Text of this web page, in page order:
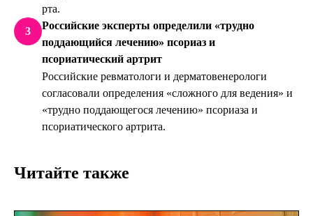
рта.
3
Российские эксперты определили «трудно
поддающийся лечению» псориаз и
псориатический артрит
Российские ревматологи и дерматовенерологи
согласовали определения «сложного для ведения» и
«трудно поддающегося лечению» псориаза и
псориатического артрита.
Читайте также